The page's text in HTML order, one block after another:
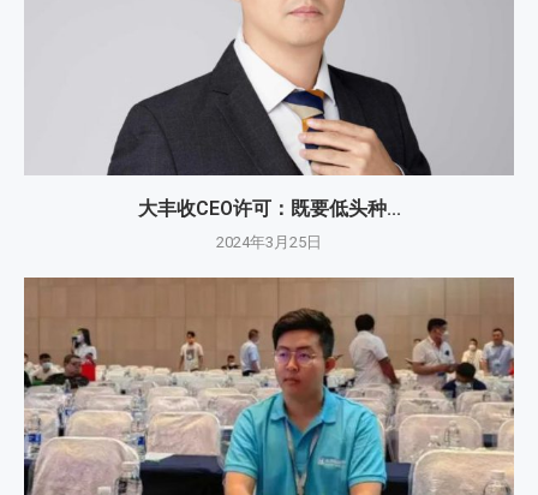
大丰收CEO许可：既要低头种...
2024年3月25日